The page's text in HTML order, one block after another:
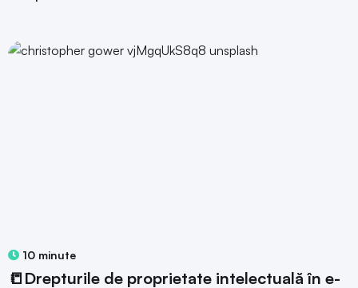
10 minute
📒Drepturile de proprietate intelectuală în e-